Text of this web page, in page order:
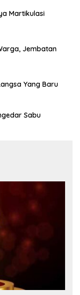
Martikulasi
Jembatan
Yang Baru
Sabu